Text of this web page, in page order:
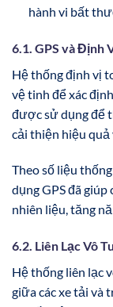
hành vi bất
6.1. GPS và Định
Hệ thống định vị
vệ tinh để xác
được sử dụng để
cải thiện hiệu quả
Theo số liệu
dụng GPS đã
nhiên liệu, tăng
6.2. Liên Lạc Vô
Hệ thống liên lạc
giữa các xe tải và